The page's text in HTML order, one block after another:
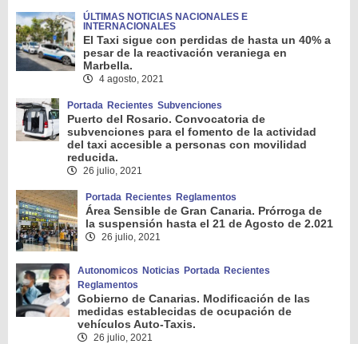
ÚLTIMAS NOTICIAS NACIONALES E
INTERNACIONALES
El Taxi sigue con perdidas de hasta un 40% a
pesar de la reactivación veraniega en
Marbella.
4 agosto, 2021
Portada Recientes Subvenciones
Puerto del Rosario. Convocatoria de
subvenciones para el fomento de la actividad
del taxi accesible a personas con movilidad
reducida.
26 julio, 2021
Portada Recientes Reglamentos
Área Sensible de Gran Canaria. Prórroga de
la suspensión hasta el 21 de Agosto de 2.021
26 julio, 2021
Autonomicos Noticias Portada Recientes
Reglamentos
Gobierno de Canarias. Modificación de las
medidas establecidas de ocupación de
vehículos Auto-Taxis.
26 julio, 2021